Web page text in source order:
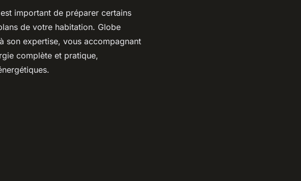
important de préparer certains
de votre habitation. Globe
son expertise, vous accompagnant
complète et pratique,